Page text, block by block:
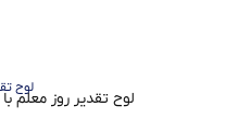
لوح
لوح تقدیر روز معلم